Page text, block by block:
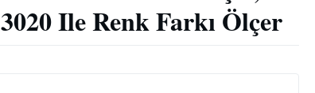
Ile Renk Farkı Ölçer